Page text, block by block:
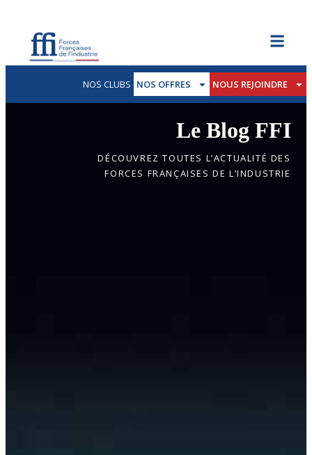
NOS CLUBS NOS OFFRES NOUS REJOINDRE
Le Blog FFI
DÉCOUVREZ TOUTES L’ACTUALITÉ DES
FORCES FRANÇAISES DE L’INDUSTRIE